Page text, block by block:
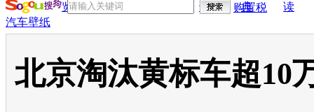
览器
赏
询
典
读
购置税
汽车壁纸
北京淘汰黄标车超10